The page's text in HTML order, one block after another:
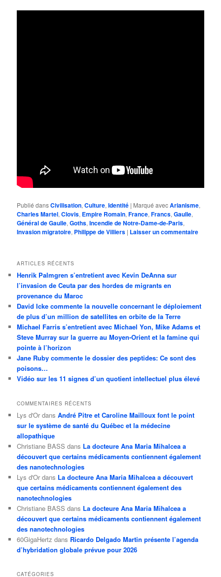
Publié dansCivilisation,Culture,Identité | Marqué avecArianisme,
Charles Martel,Clovis, Empire Romain,France,Francs,Gaulle,
Général de Gaulle,Goths,Incendie de Notre-Dame-de-Paris,
Invasion migratoire, Philippe de Villiers | Laisser un commentaire
ARTICLES RÉCENTS
Henrik Palmgren s’entretient avec Kevin DeAnna sur
l’invasion de Ceuta par des hordes de migrants en
provenance du Maroc
David Icke commente la nouvelle concernant le déploiement
de plus d’un million de satellites en orbite de la Terre
Michael Farris s’entretient avec Michael Yon, Mike Adams et
Steve Murray sur la guerre au Moyen-Orient et la famine qui
pointe à l’horizon
Jane Ruby commente le dossier des peptides: Ce sont des
poisons…
Vidéo sur les 11 signes d’un quotient intellectuel plus élevé
COMMENTAIRES RÉCENTS
Lys d'Or dansAndré Pitre et Caroline Mailloux font le point
sur le système de santé du Québec et la médecine
allopathique
Christiane BASS dans La docteure Ana Maria Mihalcea a
découvert que certains médicaments contiennent également
des nanotechnologies
Lys d'Or dans La docteure Ana Maria Mihalcea a découvert
que certains médicaments contiennent également des
nanotechnologies
Christiane BASS dans La docteure Ana Maria Mihalcea a
découvert que certains médicaments contiennent également
des nanotechnologies
60GigaHertz dans Ricardo Delgado Martin présente l’agenda
d’hybridation globale prévue pour 2026
CATÉGORIES